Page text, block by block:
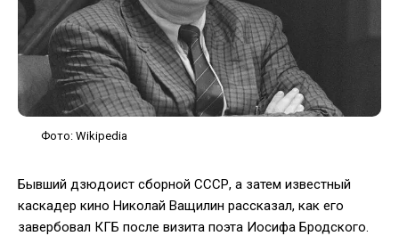
Фото: Wikipedia
Бывший дзюдоист сборной СССР, а затем известный
каскадер кино Николай Ващилин рассказал, как его
завербовал КГБ после визита поэта Иосифа Бродского.